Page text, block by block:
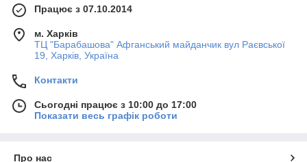
Працює з 07.10.2014
м. Харків
ТЦ "Барабашова" Афганський майданчик вул Раєвської
19, Харків, Україна
Контакти
Сьогодні працює з 10:00 до 17:00
Показати весь графік роботи
Про нас